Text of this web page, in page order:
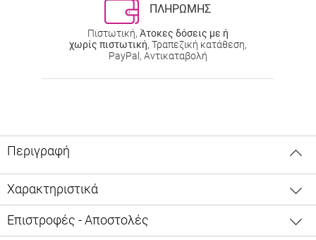
ΠΛΗΡΩΜΗΣ
Πιστωτική, Άτοκες δόσεις με ή
χωρίς πιστωτική, Τραπεζική κατάθεση,
PayPal, Αντικαταβολή
Περιγραφή
Χαρακτηριστικά
Επιστροφές - Αποστολές